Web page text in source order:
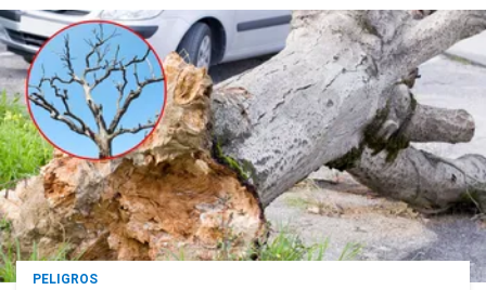
PELIGROS